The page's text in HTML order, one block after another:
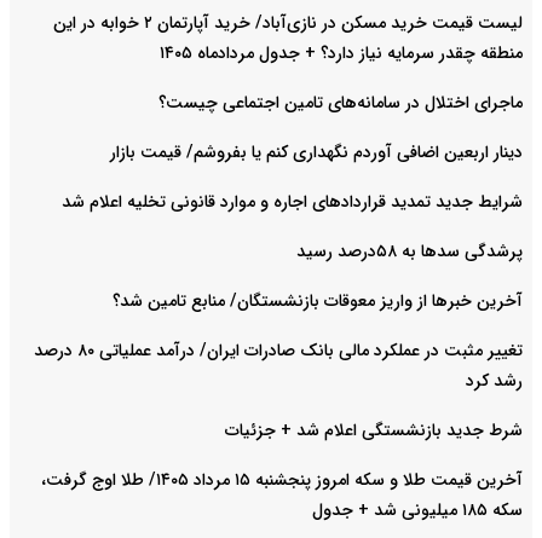
لیست قیمت خرید مسکن در نازی‌آباد/ خرید آپارتمان ۲ خوابه در این
منطقه چقدر سرمایه نیاز دارد؟ + جدول مردادماه ۱۴۰۵
ماجرای اختلال در سامانه‌های تامین اجتماعی چیست؟
دینار اربعین اضافی آوردم نگهداری کنم یا بفروشم/ قیمت بازار
شرایط جدید تمدید قراردادهای اجاره و موارد قانونی تخلیه اعلام شد
پرشدگی سدها به ۵۸درصد رسید
آخرین خبرها از واریز معوقات بازنشستگان/ منابع تامین شد؟
تغییر مثبت در عملکرد مالی بانک صادرات ایران/ درآمد عملیاتی ۸۰ درصد
رشد کرد
شرط جدید بازنشستگی اعلام شد + جزئیات
آخرین قیمت طلا و سکه امروز پنجشنبه ۱۵ مرداد ۱۴۰۵/ طلا اوج گرفت،
سکه ۱۸۵ میلیونی شد + جدول